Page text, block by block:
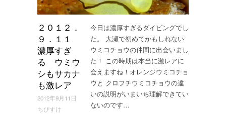
２０１２．
９．１１
濃厚すぎ
る ウミウ
シもサカナ
も激レア
2012年9月11日
ちびすけ
今日は濃厚すぎるダイビングでし
た。 大瀬で初めてかもしれない
ウミコチョウの仲間に出会いまし
た！ この時期は本当に激レアに
会えますね！オレンジウミコチョ
ウと クロフチウミコチョウの違
いの説明がいまいち理解できてい
ないのです…